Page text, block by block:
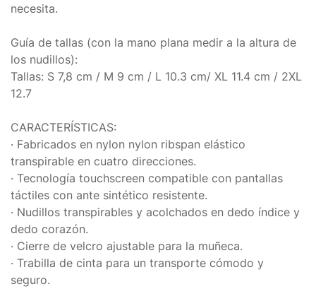
necesita.
Guía de tallas (con la mano plana medir a la altura de
los nudillos):
Tallas: S 7,8 cm / M 9 cm / L 10.3 cm/ XL 11.4 cm / 2XL
12.7
CARACTERÍSTICAS:
· Fabricados en nylon nylon ribspan elástico
transpirable en cuatro direcciones.
· Tecnología touchscreen compatible con pantallas
táctiles con ante sintético resistente.
· Nudillos transpirables y acolchados en dedo índice y
dedo corazón.
· Cierre de velcro ajustable para la muñeca.
· Trabilla de cinta para un transporte cómodo y
seguro.